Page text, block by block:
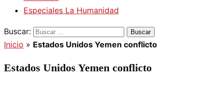
Especiales La Humanidad
Buscar:
Inicio » Estados Unidos Yemen conflicto
Estados Unidos Yemen conflicto